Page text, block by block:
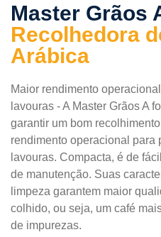
Master Grãos
Recolhedora
Arábica
Maior rendimento
lavouras - A Master Grãos A
garantir um bom
rendimento operacional para
lavouras. Compacta, é de
de manutenção. Suas
limpeza garantem maior
colhido, ou seja, um café
de impurezas.